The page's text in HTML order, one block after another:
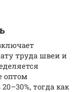
труда швеи и
оптом
тогда как